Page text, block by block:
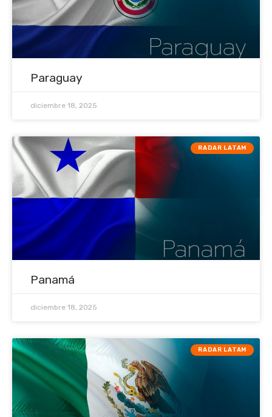
Paraguay
diciembre 18, 2025
RADAR LATAM
Panamá
diciembre 18, 2025
RADAR LATAM